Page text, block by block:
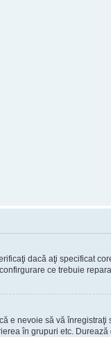
dacă aţi specificat
ce trebuie
e nevoie să vă
în grupuri etc.